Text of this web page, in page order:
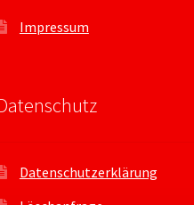
Impressum
Datenschutzerklärung